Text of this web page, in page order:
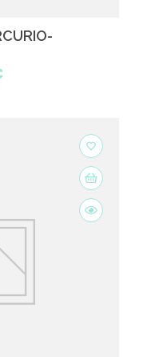
favorite_border